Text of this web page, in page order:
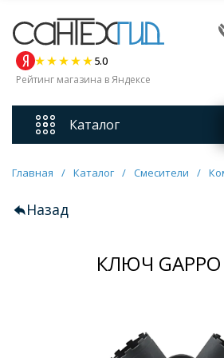
5.0
Рейтинг магазина в Яндексе
Каталог
Смесители
Унитазы
Мебель для ванных
Главная / Каталог / Смесители /
Назад
КЛЮЧ GAPPO